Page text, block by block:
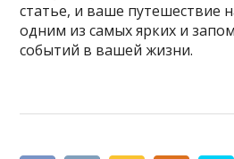
статье, и ваше путешествие
одним из самых ярких и
событий в вашей жизни.